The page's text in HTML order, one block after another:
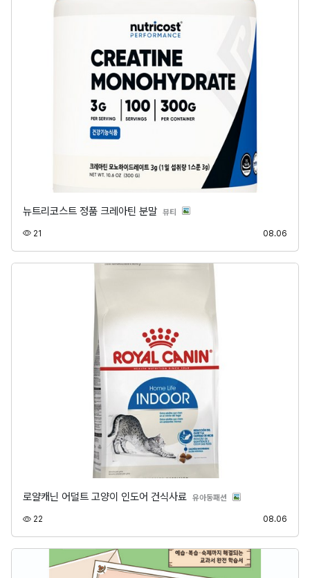
뉴트리코스트 정품 크레아틴 분말 뷰티 분류
21 08.06
로얄캐닌 어덜트 고양이 인도어 건식사료 유아동패션 분류
22 08.06